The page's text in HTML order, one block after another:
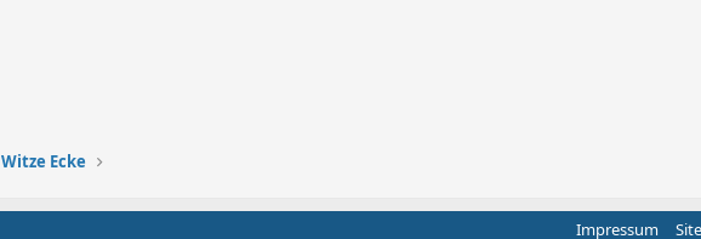
Witze Ecke
Impressum